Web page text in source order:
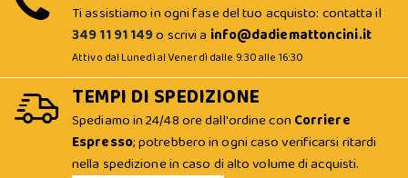
Ti assistiamo in ogni fase del tuo acquisto: contatta il
349 11 91 149o scrivi a info@dadiemattoncini.it
Attivo dal Lunedì al Venerdì dalle 9:30 alle 16:30
TEMPI DI SPEDIZIONE
Spediamo in 24/48 ore dall'ordine con Corriere
Espresso; potrebbero in ogni caso verificarsi ritardi
nella spedizione in caso di alto volume di acquisti.